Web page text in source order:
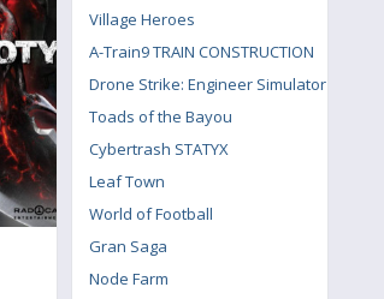
Farming Simulator 2011
Village Heroes
A-Train9 TRAIN CONSTRUCTION
Drone Strike: Engineer Simulator
Toads of the Bayou
Cybertrash STATYX
Leaf Town
World of Football
Gran Saga
Node Farm